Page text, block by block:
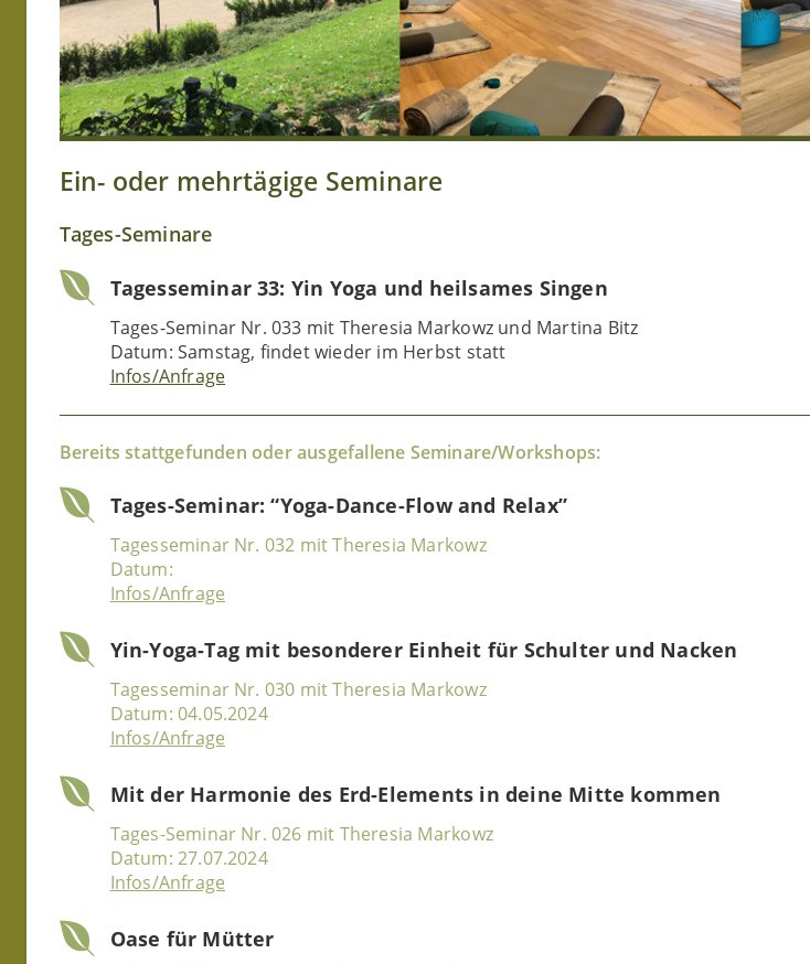
Ein- oder mehrtägige Seminare
Tages-Seminare
Tagesseminar 33: Yin Yoga und heilsames Singen
Tages-Seminar Nr. 033 mit Theresia Markowz und Martina Bitz
Datum: Samstag, findet wieder im Herbst statt
Infos/Anfrage
Bereitsstattgefunden oder ausgefallene Seminare/Workshops:
Tages-Seminar: “Yoga-Dance-Flow and Relax”
Tagesseminar Nr. 032 mit Theresia Markowz
Datum:
Infos/Anfrage
Yin-Yoga-Tag mit besonderer Einheit für Schulter und Nacken
Tagesseminar Nr. 030 mit Theresia Markowz
Datum: 04.05.2024
Infos/Anfrage
Mit der Harmonie des Erd-Elements in deine Mitte kommen
Tages-Seminar Nr. 026 mit Theresia Markowz
Datum: 27.07.2024
Infos/Anfrage
Oase für Mütter